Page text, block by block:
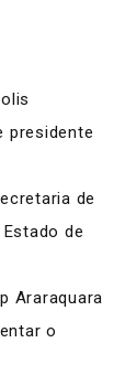
presidente
de
de
Araraquara
o